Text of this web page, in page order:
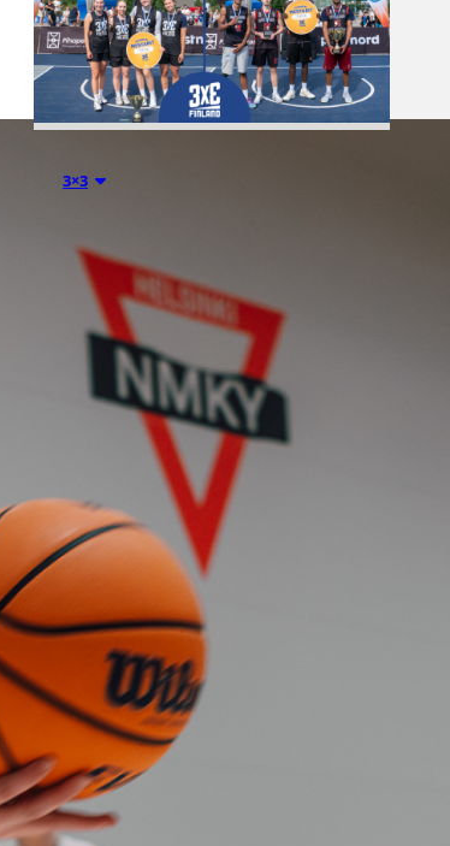
3×3
3×3 Finland ja
Drive
Academy Elite
Suomen
mestareiksi
Leppävaarassa
– finaalipäivä
tarjosi
huippuluokan
3×3-koripalloa